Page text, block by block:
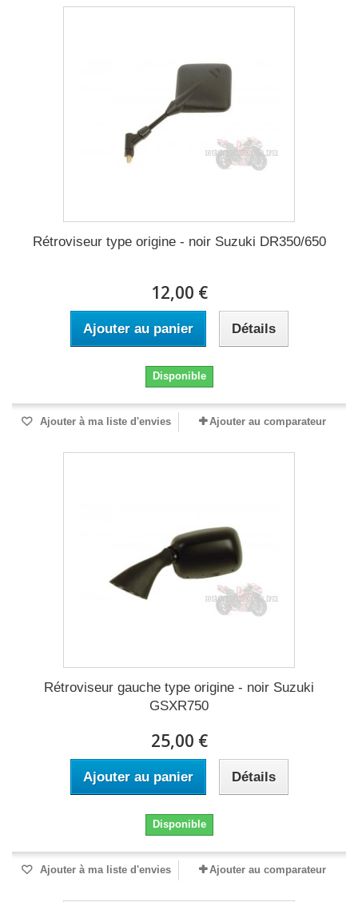
Rétroviseur type origine - noir Suzuki DR350/650
12,00 €
Ajouter au panier Détails
Disponible
Ajouter à ma liste d'envies Ajouter au comparateur
Rétroviseur gauche type origine - noir Suzuki
GSXR750
25,00 €
Ajouter au panier Détails
Disponible
Ajouter à ma liste d'envies Ajouter au comparateur